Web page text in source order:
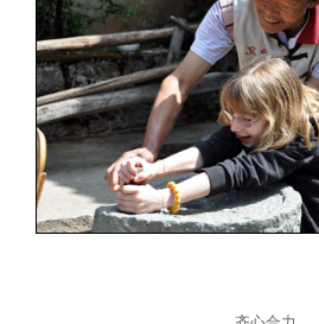
北大红楼
鲁迅研究月刊
在线检索系统
美术品
故居文物
其他
教育活动预约和收费
导览设备租赁
志愿者报名